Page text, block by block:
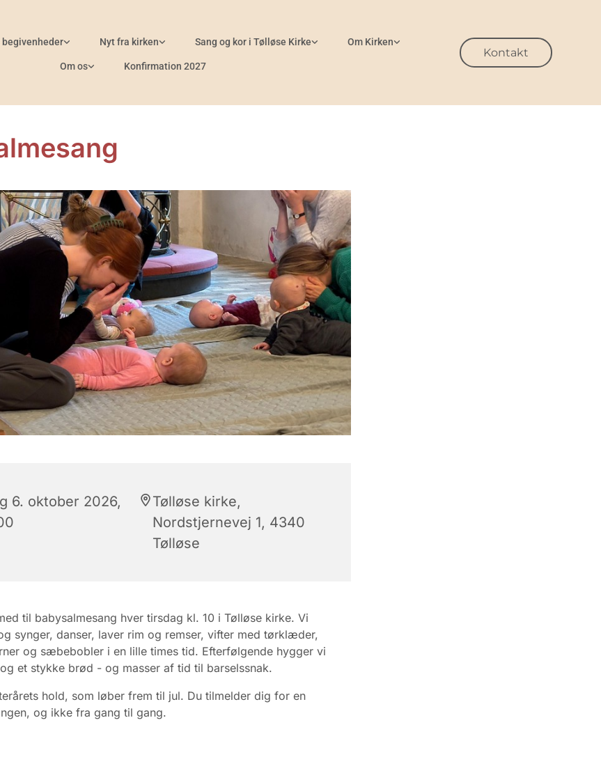
begivenheder Nyt fra kirken Sang og kor i Tølløse Kirke Om Kirken
Om os Konfirmation 2027
Kontakt
6. oktober 2026,
Tølløse kirke,
Nordstjernevej 1, 4340
Tølløse
til babysalmesang hver tirsdag kl. 10 i Tølløse kirke. Vi
synger, danser, laver rim og remser, vifter med tørklæder,
og sæbebobler i en lille times tid. Efterfølgende hygger vi
et stykke brød - og masser af tid til barselssnak.
hold, som løber frem til jul. Du tilmelder dig for en
og ikke fra gang til gang.